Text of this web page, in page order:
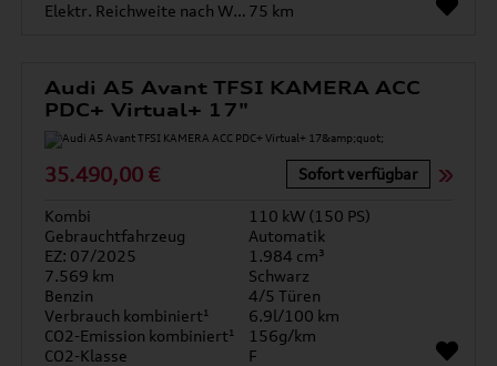
Elektr. Reichweite nach WLTP* 75 km
Audi A5 Avant TFSI KAMERA ACC
PDC+ Virtual+ 17"
35.490,00 € Sofort verfügbar
Kombi
110 kW (150 PS)
Gebrauchtfahrzeug
Automatik
EZ: 07/2025
1.984 cm³
7.569 km
Schwarz
Benzin
4/5 Türen
Verbrauch kombiniert¹
6.9l/100 km
CO2-Emission kombiniert¹
156g/km
CO2-Klasse
F